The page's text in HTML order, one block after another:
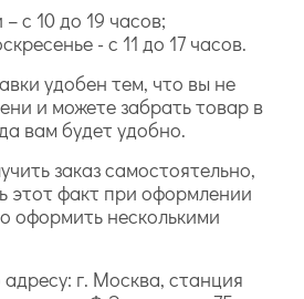
с 10 до 19 часов;
- с 11 до 17 часов.
удобен тем, что вы не
и можете забрать товар в
вам будет удобно.
заказ самостоятельно,
этот факт при оформлении
оформить несколькими
г. Москва, станция